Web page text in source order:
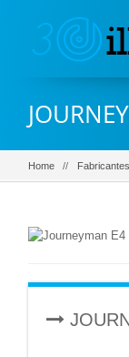
Home Fabricantes